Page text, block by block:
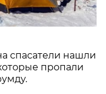
спасатели нашли
пропали